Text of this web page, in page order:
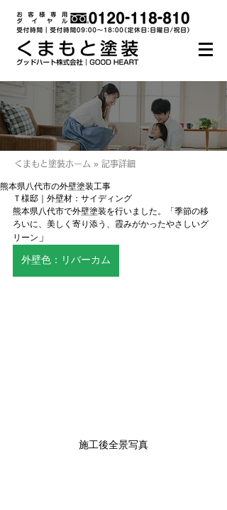
くまもと塗装ホーム » 記事詳細
熊本県八代市の外壁塗装工事
Ｔ様邸｜外壁材：サイディング
熊本県八代市で外壁塗装を行いました。「季節の移
ろいに、美しく寄り添う、霞みがかったやさしいグ
リーン」
外壁色：リバーカム
施工後全景写真